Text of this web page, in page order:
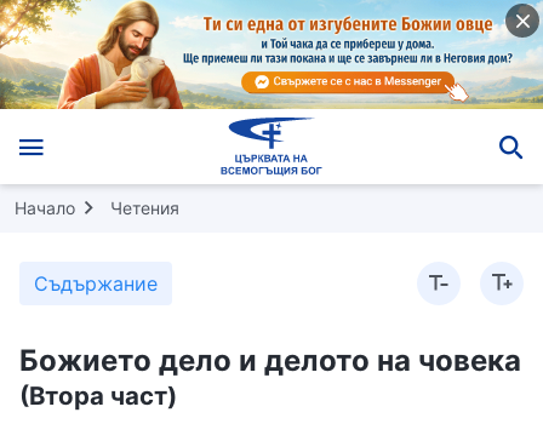
Начало Четения
Съдържание
Божието дело и делото на човека
(Втора част)